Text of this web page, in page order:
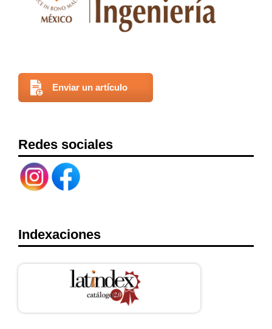
Enviar un artículo
Redes sociales
Indexaciones